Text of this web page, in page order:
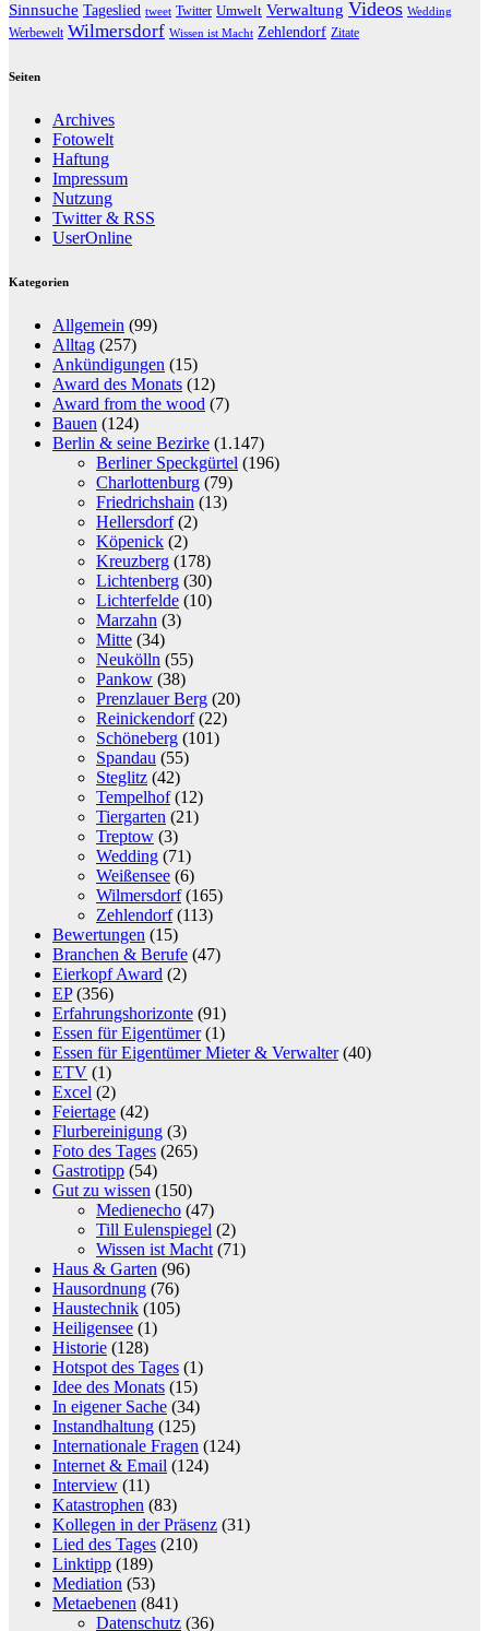
Sinnsuche Tageslied tweet Twitter Umwelt Verwaltung Videos Wedding
Werbewelt Wilmersdorf Wissen ist Macht Zehlendorf Zitate
Seiten
Archives
Fotowelt
Haftung
Impressum
Nutzung
Twitter & RSS
UserOnline
Kategorien
Allgemein (99)
Alltag (257)
Ankündigungen (15)
Award des Monats (12)
Award from the wood (7)
Bauen (124)
Berlin & seine Bezirke (1.147)
Berliner Speckgürtel (196)
Charlottenburg (79)
Friedrichshain (13)
Hellersdorf(2)
Köpenick (2)
Kreuzberg (178)
Lichtenberg (30)
Lichterfelde (10)
Marzahn (3)
Mitte (34)
Neukölln (55)
Pankow (38)
Prenzlauer Berg (20)
Reinickendorf(22)
Schöneberg (101)
Spandau (55)
Steglitz (42)
Tempelhof(12)
Tiergarten (21)
Treptow (3)
Wedding (71)
Weißensee (6)
Wilmersdorf(165)
Zehlendorf(113)
Bewertungen (15)
Branchen & Berufe (47)
Eierkopf Award (2)
EP(356)
Erfahrungshorizonte (91)
Essen für Eigentümer(1)
Essen für Eigentümer Mieter & Verwalter(40)
ETV (1)
Excel (2)
Feiertage (42)
Flurbereinigung (3)
Foto des Tages (265)
Gastrotipp (54)
Gut zu wissen (150)
Medienecho (47)
Till Eulenspiegel (2)
Wissen ist Macht (71)
Haus & Garten (96)
Hausordnung (76)
Haustechnik (105)
Heiligensee (1)
Historie (128)
Hotspot des Tages (1)
Idee des Monats (15)
In eigener Sache (34)
Instandhaltung (125)
Internationale Fragen (124)
Internet & Email (124)
Interview (11)
Katastrophen (83)
Kollegen in der Präsenz (31)
Lied des Tages (210)
Linktipp (189)
Mediation (53)
Metaebenen (841)
Datenschutz (36)